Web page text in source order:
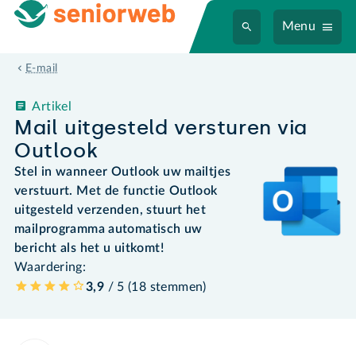
Menu
E-mail
Mail uitgesteld versturen via
Outlook
Artikel
Stel in wanneer Outlook uw mailtjes
verstuurt. Met de functie Outlook
uitgesteld verzenden, stuurt het
mailprogramma automatisch uw
bericht als het u uitkomt!
Waardering:
3,9 / 5 (18 stemmen)